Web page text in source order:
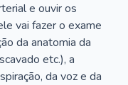
e ouvir os
vai fazer o exame
da anatomia da
etc.), a
da voz e da